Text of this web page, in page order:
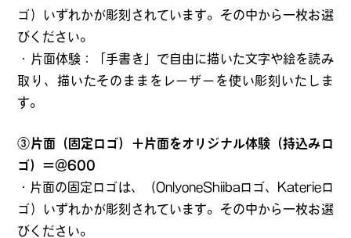
ゴ）いずれかが彫刻されています。その中から一枚お選
びください。
・片面体験：「手書き」で自由に描いた文字や絵を読み
取り、描いたそのままをレーザーを使い彫刻いたしま
す。
③片面（固定ロゴ）＋片面をオリジナル体験（持込みロ
ゴ）＝＠600
・片面の固定ロゴは、（OnlyoneShiibaロゴ、Katerieロ
ゴ）いずれかが彫刻されています。その中から一枚お選
びください。